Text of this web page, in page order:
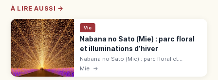
À LIRE AUSSI →
Vie
Nabana no Sato (Mie) : parc floral
et illuminations d’hiver
Nabana no Sato (Mie) : parc floral et
grandes illuminations hivernales. Begonia
Mie →